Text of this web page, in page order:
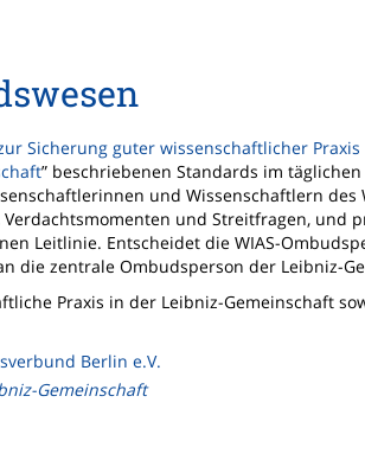
Sicherung guter wissenschaftlicher
” beschriebenen Standards im
und Wissenschaftlern des
und Streitfragen, und
Leitlinie. Entscheidet die WIAS-
die zentrale Ombudsperson der Leibniz-
Praxis in der Leibniz-Gemeinschaft
Berlin e.V.
Gemeinschaft